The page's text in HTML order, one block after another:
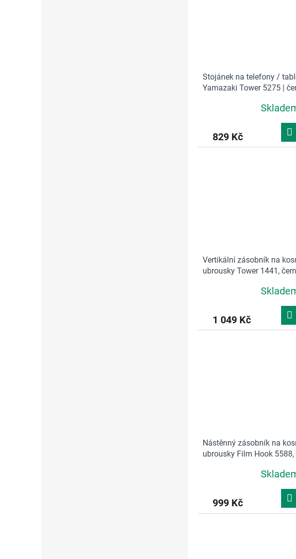
Stojánek na telefony /
Yamazaki Tower 5275 |
829 Kč
Vertikální zásobník na
ubrousky Tower 1441,
1 049 Kč
Nástěnný zásobník na
ubrousky Film Hook 5588,
999 Kč